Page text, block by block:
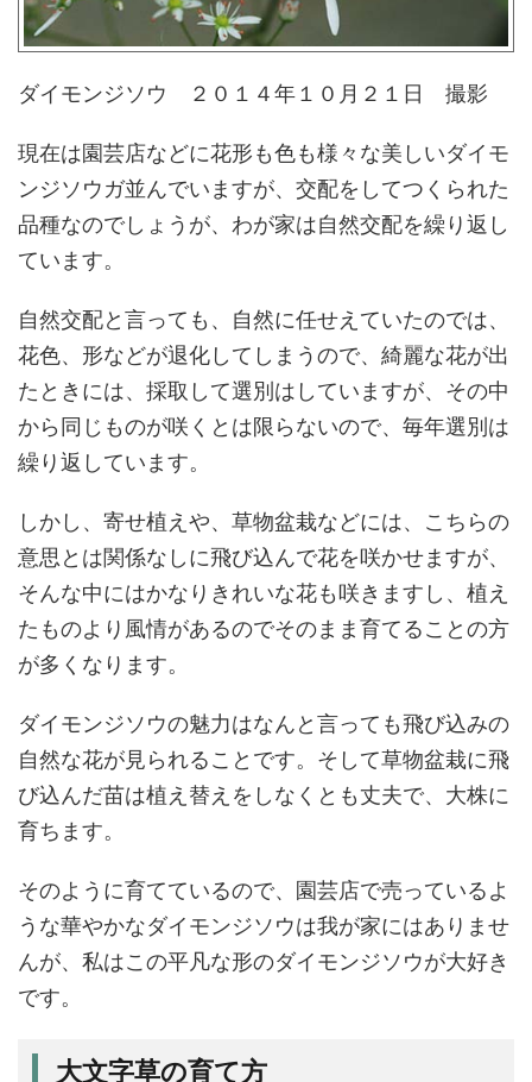
ダイモンジソウ ２０１４年１０月２１日 撮影
現在は園芸店などに花形も色も様々な美しいダイモ
ンジソウガ並んでいますが、交配をしてつくられた
品種なのでしょうが、わが家は自然交配を繰り返し
ています。
自然交配と言っても、自然に任せえていたのでは、
花色、形などが退化してしまうので、綺麗な花が出
たときには、採取して選別はしていますが、その中
から同じものが咲くとは限らないので、毎年選別は
繰り返しています。
しかし、寄せ植えや、草物盆栽などには、こちらの
意思とは関係なしに飛び込んで花を咲かせますが、
そんな中にはかなりきれいな花も咲きますし、植え
たものより風情があるのでそのまま育てることの方
が多くなります。
ダイモンジソウの魅力はなんと言っても飛び込みの
自然な花が見られることです。そして草物盆栽に飛
び込んだ苗は植え替えをしなくとも丈夫で、大株に
育ちます。
そのように育てているので、園芸店で売っているよ
うな華やかなダイモンジソウは我が家にはありませ
んが、私はこの平凡な形のダイモンジソウが大好き
です。
大文字草の育て方